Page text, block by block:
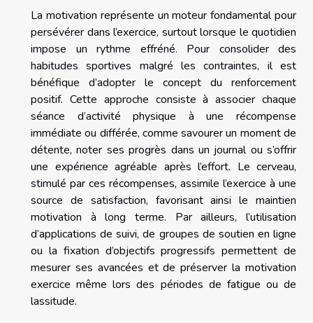
La motivation représente un moteur fondamental pour
persévérer dans l’exercice, surtout lorsque le quotidien
impose un rythme effréné. Pour consolider des
habitudes sportives malgré les contraintes, il est
bénéfique d’adopter le concept du renforcement
positif. Cette approche consiste à associer chaque
séance d’activité physique à une récompense
immédiate ou différée, comme savourer un moment de
détente, noter ses progrès dans un journal ou s’offrir
une expérience agréable après l’effort. Le cerveau,
stimulé par ces récompenses, assimile l’exercice à une
source de satisfaction, favorisant ainsi le maintien
motivation à long terme. Par ailleurs, l’utilisation
d’applications de suivi, de groupes de soutien en ligne
ou la fixation d’objectifs progressifs permettent de
mesurer ses avancées et de préserver la motivation
exercice même lors des périodes de fatigue ou de
lassitude.